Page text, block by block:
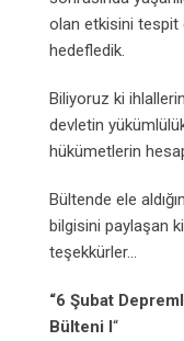
olan etkisini tespit
hedefledik.
Biliyoruz ki
devletin
hükümetlerin
Bültende ele
bilgisini paylaşan
teşekkürler…
“6 Şubat
Bülteni I“